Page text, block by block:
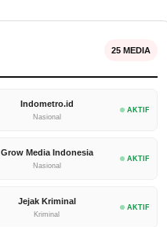
25 MEDIA
Indometro.id
Nasional
AKTIF
Grow Media Indonesia
Nasional
AKTIF
Jejak Kriminal
Kriminal
AKTIF